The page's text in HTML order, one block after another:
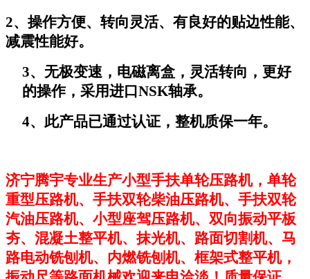
2、操作方便、转向灵活、有良好的贴边性能、
减震性能好。
3、无极变速，电磁离盒，灵活转向，更好
的操作，采用进口NSK轴承。
4、此产品已通过认证，整机质保一年。
济宁腾宇专业生产小型手扶单轮压路机，单轮
重型压路机、手扶双轮柴油压路机、手扶双轮
汽油压路机、小型座驾压路机、双向振动平板
夯、混凝土整平机、抹光机、路面切割机、马
路电动铣刨机、内燃铣刨机、框架式整平机，